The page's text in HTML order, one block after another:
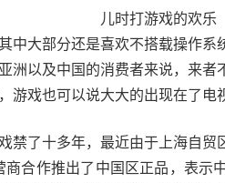
儿时打游戏的欢乐
中大部分还是喜欢不搭载操作系
洲以及中国的消费者来说，来
游戏也可以说大大的出现在了电
禁了十多年，最近由于上海自贸
商合作推出了中国区正品，表示